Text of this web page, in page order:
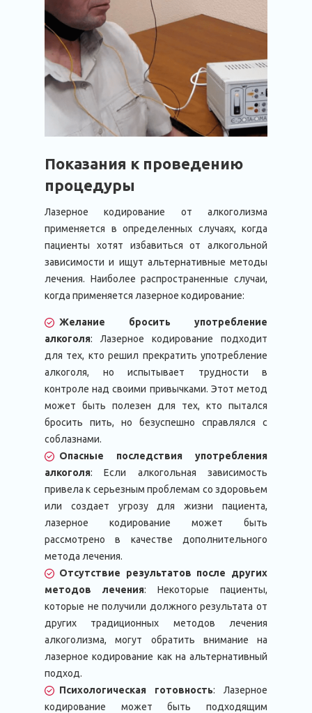
Показания к проведению
процедуры
Лазерное кодирование от алкоголизма
применяется в определенных случаях, когда
пациенты хотят избавиться от алкогольной
зависимости и ищут альтернативные методы
лечения. Наиболее распространенные случаи,
когда применяется лазерное кодирование:
Желание бросить употребление
алкоголя: Лазерное кодирование подходит
для тех, кто решил прекратить употребление
алкоголя, но испытывает трудности в
контроле над своими привычками. Этот метод
может быть полезен для тех, кто пытался
бросить пить, но безуспешно справлялся с
соблазнами.
Опасные последствия употребления
алкоголя: Если алкогольная зависимость
привела к серьезным проблемам со здоровьем
или создает угрозу для жизни пациента,
лазерное кодирование может быть
рассмотрено в качестве дополнительного
метода лечения.
Отсутствие результатов после других
методов лечения: Некоторые пациенты,
которые не получили должного результата от
других традиционных методов лечения
алкоголизма, могут обратить внимание на
лазерное кодирование как на альтернативный
подход.
Психологическая готовность: Лазерное
кодирование может быть подходящим